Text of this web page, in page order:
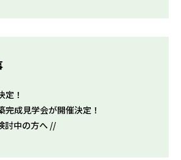
定！
完成見学会が開催決定！
討中の方へ //